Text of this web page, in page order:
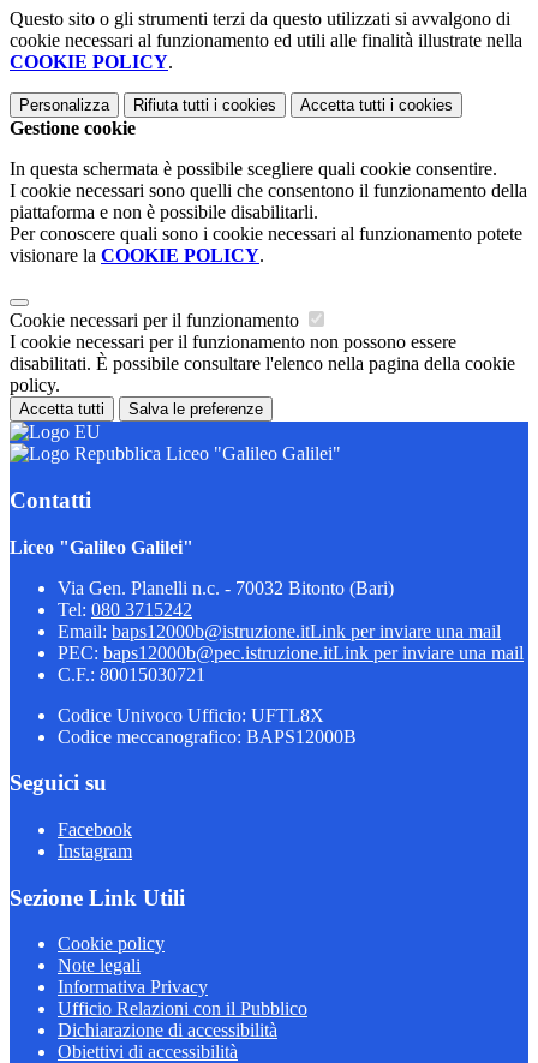
Questo sito o gli strumenti terzi da questo utilizzati si avvalgono di
cookie necessari al funzionamento ed utili alle finalità illustrate nella
COOKIE POLICY.
Personalizza Rifiuta tutti i cookies Accetta tutti i cookies
Gestione cookie
In questa schermata è possibile scegliere quali cookie consentire.
I cookie necessari sono quelli che consentono il funzionamento della
piattaforma e non è possibile disabilitarli.
Per conoscere quali sono i cookie necessari al funzionamento potete
visionare la COOKIE POLICY.
Cookie necessari per il funzionamento
I cookie necessari per il funzionamento non possono essere
disabilitati. È possibile consultare l'elenco nella pagina della cookie
policy.
Accetta tutti Salva le preferenze
Liceo "Galileo Galilei"
Contatti
Liceo "Galileo Galilei"
Via Gen. Planelli n.c. - 70032 Bitonto (Bari)
Tel: 080 3715242
Email: baps12000b@istruzione.itLink per inviare una mail
PEC: baps12000b@pec.istruzione.itLink per inviare una mail
C.F.: 80015030721
Codice Univoco Ufficio: UFTL8X
Codice meccanografico: BAPS12000B
Seguici su
Facebook
Instagram
Sezione Link Utili
Cookie policy
Note legali
Informativa Privacy
Ufficio Relazioni con il Pubblico
Dichiarazione di accessibilità
Obiettivi di accessibilità